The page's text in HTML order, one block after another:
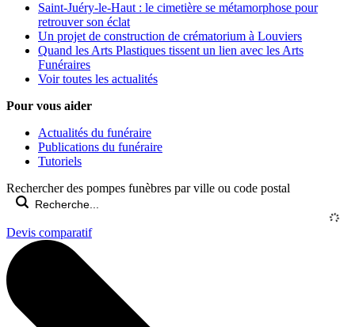
Saint-Juéry-le-Haut : le cimetière se métamorphose pour
retrouver son éclat
Un projet de construction de crématorium à Louviers
Quand les Arts Plastiques tissent un lien avec les Arts
Funéraires
Voir toutes les actualités
Pour vous aider
Actualités du funéraire
Publications du funéraire
Tutoriels
Rechercher des pompes funèbres par ville ou code postal
Devis comparatif